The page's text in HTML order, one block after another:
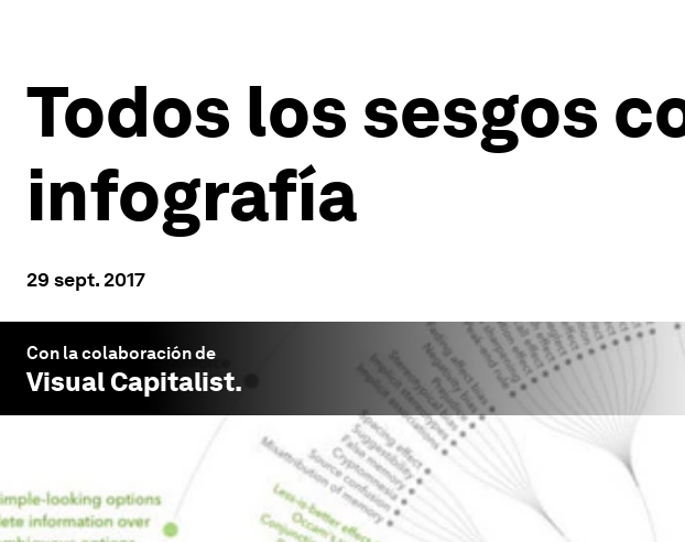
Todos los sesgos
infografía
29 sept. 2017
Con la colaboración de
Visual Capitalist.